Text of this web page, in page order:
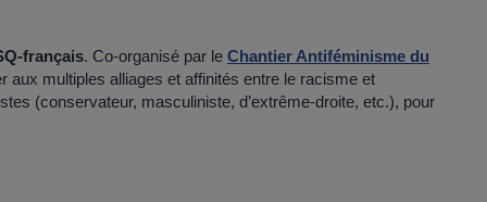
français. Co-organisé par le Chantier Antiféminisme du
aux multiples alliages et affinités entre le racisme et
(conservateur, masculiniste, d’extrême-droite, etc.), pour